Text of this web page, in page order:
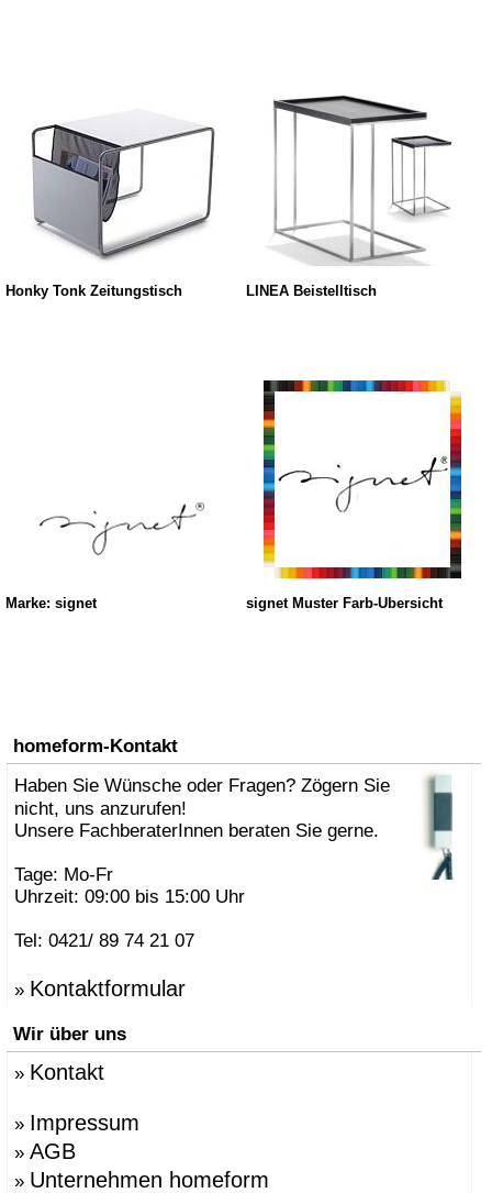
Honky Tonk Zeitungstisch LINEA Beistelltisch
Marke: signet signet Muster Farb-Übersicht
homeform-Kontakt
Haben Sie Wünsche oder Fragen? Zögern Sie
nicht, uns anzurufen!
Unsere FachberaterInnen beraten Sie gerne.
Tage: Mo-Fr
Uhrzeit: 09:00 bis 15:00 Uhr
Tel: 0421/ 89 74 21 07
» Kontaktformular
Wir über uns
» Kontakt
» Impressum
» AGB
» Unternehmen homeform